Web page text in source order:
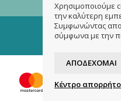
Copyright
Designed &
Χρησιμοποιούμε
την καλύτερη
Συμφωνώντας
σύμφωνα με την
ΑΠΟΔΈΧΟΜΑΙ
Κέντρο